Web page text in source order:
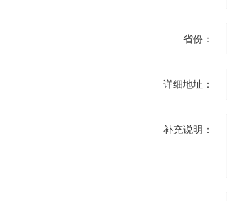
省份：
详细地址：
补充说明：